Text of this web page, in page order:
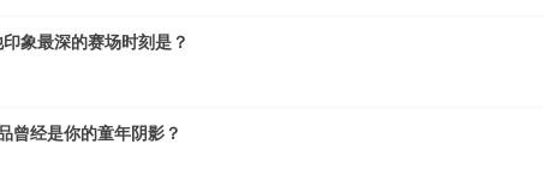
象最深的赛场时刻是？
曾经是你的童年阴影？